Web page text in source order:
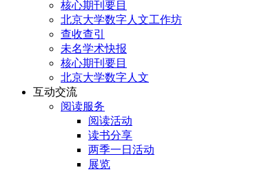
核心期刊要目
北京大学数字人文工作坊
查收查引
未名学术快报
核心期刊要目
北京大学数字人文
互动交流
阅读服务
阅读活动
读书分享
两季一日活动
展览